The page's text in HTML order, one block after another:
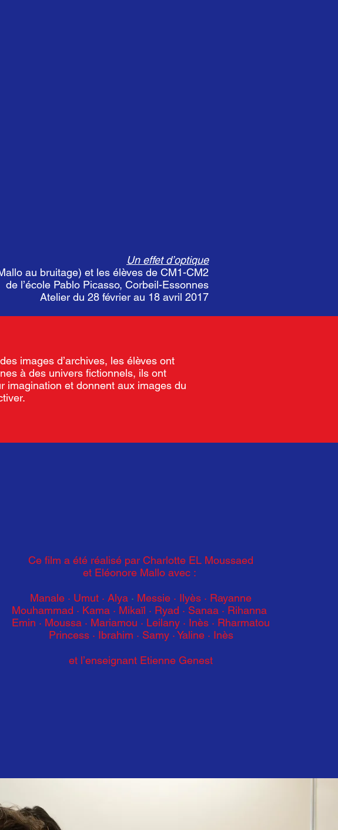
Un effet d’optique
au bruitage) et les élèves de CM1-CM2
de l’école Pablo Picasso, Corbeil-Essonnes
Atelier du 28 février au 18 avril 2017
images d’archives, les élèves ont
à des univers fictionnels, ils ont
imagination et donnent aux images du
Ce film a été réalisé par Charlotte EL Moussaed
et Eléonore Mallo avec :
Manale · Umut · Alya · Messie · Ilyès · Rayanne
Mouhammad · Kama · Mikaïl · Ryad · Sanaa · Rihanna
Emin · Moussa · Mariamou · Leilany · Inès · Rharmatou
Princess · Ibrahim · Samy · Yaline · Inès
et l’enseignant Etienne Genest